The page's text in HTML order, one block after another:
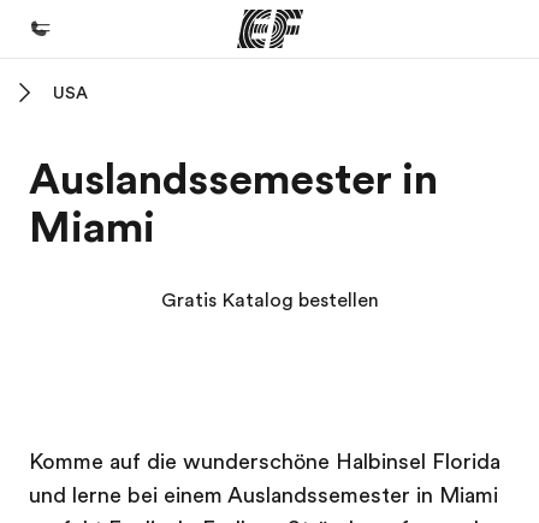
Programme
Alle Programme ansehen
Karriere
Werde Teil unseres Teams
USA
Auslandssemester in
Miami
Gratis Katalog bestellen
Komme auf die wunderschöne Halbinsel Florida
und lerne bei einem Auslandssemester in Miami